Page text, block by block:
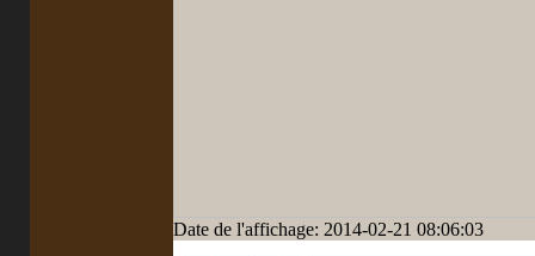
Date de l'affichage: 2014-02-21 08:06:03